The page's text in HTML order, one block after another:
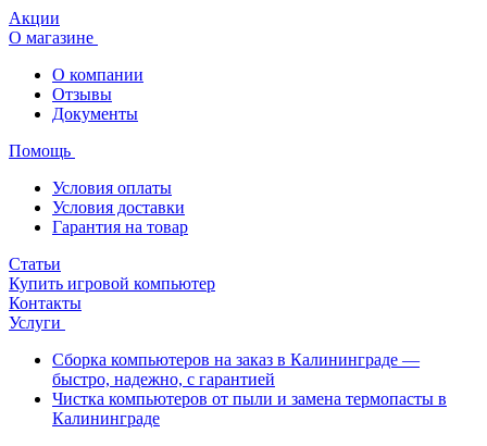
Акции
О магазине
О компании
Отзывы
Документы
Помощь
Условия оплаты
Условия доставки
Гарантия на товар
Статьи
Купить игровой компьютер
Контакты
Услуги
Сборка компьютеров на заказ в Калининграде —
быстро, надежно, с гарантией
Чистка компьютеров от пыли и замена термопасты в
Калининграде